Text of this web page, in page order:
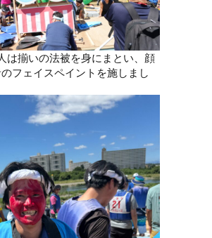
は揃いの法被を身にまとい、顔
フェイスペイントを施しまし